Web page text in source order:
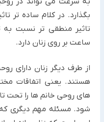
تاثیر منطقی تر نسبت به
ساعت بر روی زنان دارد.
از طرف دیگر زنان دارای
هستند. یعنی اتفاقات
های روحی خانم ها را تحت
شود. مسئله مهم دیگری